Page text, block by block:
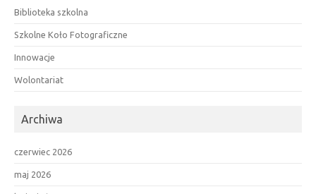
Biblioteka szkolna
Szkolne Koło Fotograficzne
Innowacje
Wolontariat
Archiwa
czerwiec 2026
maj 2026